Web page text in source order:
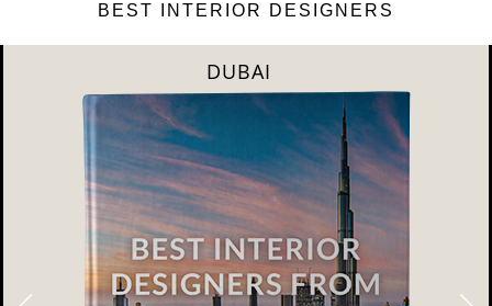
BEST INTERIOR DESIGNERS
DUBAI